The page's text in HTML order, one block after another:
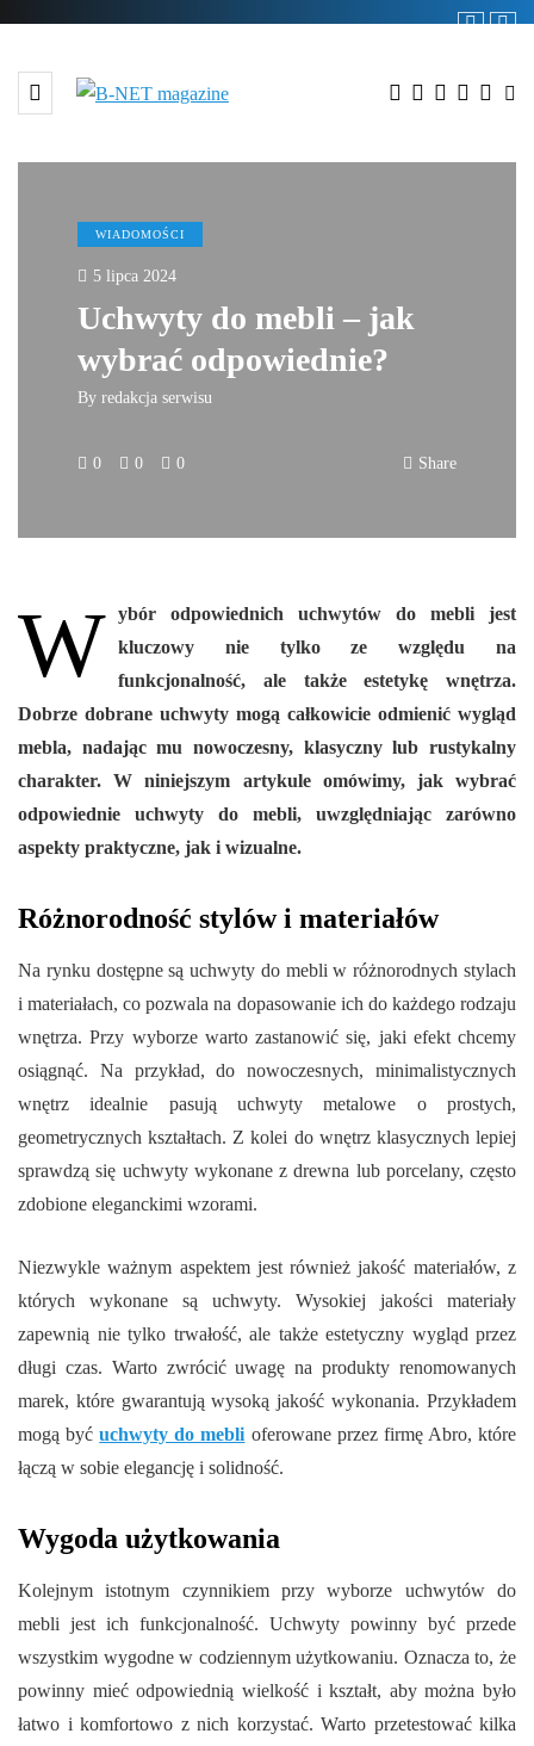
WIADOMOŚCI
5 lipca 2024
Uchwyty do mebli – jak
wybrać odpowiednie?
By redakcja serwisu
0 0 0 Share
W ybór odpowiednich uchwytów do mebli jest
kluczowy nie tylko ze względu na
funkcjonalność, ale także estetykę wnętrza.
Dobrze dobrane uchwyty mogą całkowicie odmienić wygląd
mebla, nadając mu nowoczesny, klasyczny lub rustykalny
charakter. W niniejszym artykule omówimy, jak wybrać
odpowiednie uchwyty do mebli, uwzględniając zarówno
aspekty praktyczne, jak i wizualne.
Różnorodność stylów i materiałów
Na rynku dostępne są uchwyty do mebli w różnorodnych stylach
i materiałach, co pozwala na dopasowanie ich do każdego rodzaju
wnętrza. Przy wyborze warto zastanowić się, jaki efekt chcemy
osiągnąć. Na przykład, do nowoczesnych, minimalistycznych
wnętrz idealnie pasują uchwyty metalowe o prostych,
geometrycznych kształtach. Z kolei do wnętrz klasycznych lepiej
sprawdzą się uchwyty wykonane z drewna lub porcelany, często
zdobione eleganckimi wzorami.
Niezwykle ważnym aspektem jest również jakość materiałów, z
których wykonane są uchwyty. Wysokiej jakości materiały
zapewnią nie tylko trwałość, ale także estetyczny wygląd przez
długi czas. Warto zwrócić uwagę na produkty renomowanych
marek, które gwarantują wysoką jakość wykonania. Przykładem
mogą byćuchwyty do mebli oferowane przez firmę Abro, które
łączą w sobie elegancję i solidność.
Wygoda użytkowania
Kolejnym istotnym czynnikiem przy wyborze uchwytów do
mebli jest ich funkcjonalność. Uchwyty powinny być przede
wszystkim wygodne w codziennym użytkowaniu. Oznacza to, że
powinny mieć odpowiednią wielkość i kształt, aby można było
łatwo i komfortowo z nich korzystać. Warto przetestować kilka